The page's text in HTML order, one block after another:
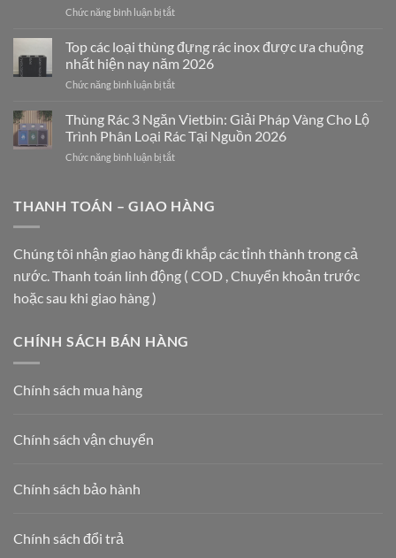
Thành
Ghép
Nghệ
Thuật
Nâng
Không
Gian
Chức năng bình luận bị tắtở
RÁC
INOX
VIETBIN:
GIẢI
SANG
TRỌNG
TRUNG
MẠI
NHÀ
A
Top các loại thùng đựng rác inox được ưa chuộng
nhất hiện nay năm 2026
Chức năng bình luận bị tắtở
các
loại
thùng
đựng
được
nhất
nay
Thùng Rác 3 Ngăn Vietbin: Giải Pháp Vàng Cho Lộ
Trình Phân Loại Rác Tại Nguồn 2026
Chức năng bình luận bị tắtở
3
Giải
Pháp
Vàng
Phân
THANH TOÁN – GIAO HÀNG
Chúng tôi nhận giao hàng đi khắp các tỉnh thành trong cả
nước. Thanh toán linh động ( COD , Chuyển khoản trước
hoặc sau khi giao hàng )
CHÍNH SÁCH BÁN HÀNG
Chính sách mua hàng
Chính sách vận chuyển
Chính sách bảo hành
Chính sách đổi trả